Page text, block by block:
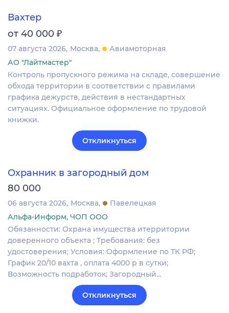
Вахтер
от 40 000 ₽
07 августа 2026 Москва
Авиамоторная
АО "Лайтмастер"
Контроль пропускного режима на складе, совершение
обхода территории в соответствии с правилами
графика дежурств, действия в нестандартных
ситуациях. Официальное оформление по трудовой
книжки.
Откликнуться
Охранник в загородный дом
80 000
06 августа 2026 Москва
Павелецкая
Альфа-Информ, ЧОП ООО
Обязанности: Охрана имущества итерритории
доверенного объекта ; Требования: без
удостоверения; Условия: Оформление по ТК РФ;
График 20/10 вахта , оплата 4000 р в сутки;
Возможность подработок; Загородный…
Откликнуться